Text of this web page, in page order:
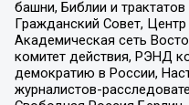
башни, Библии и
Гражданский Совет,
Академическая сеть
комитет действия, РЭНД
демократию в России,
журналистов-